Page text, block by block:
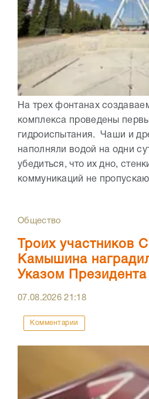
На трех фонтанах
комплекса проведены
гидроиспытания. Чаши и
наполняли водой на одни
убедиться, что их дно,
коммуникаций не
Общество
Троих участников
Камышина
Указом Президента
07.08.202621:18
Комментарии